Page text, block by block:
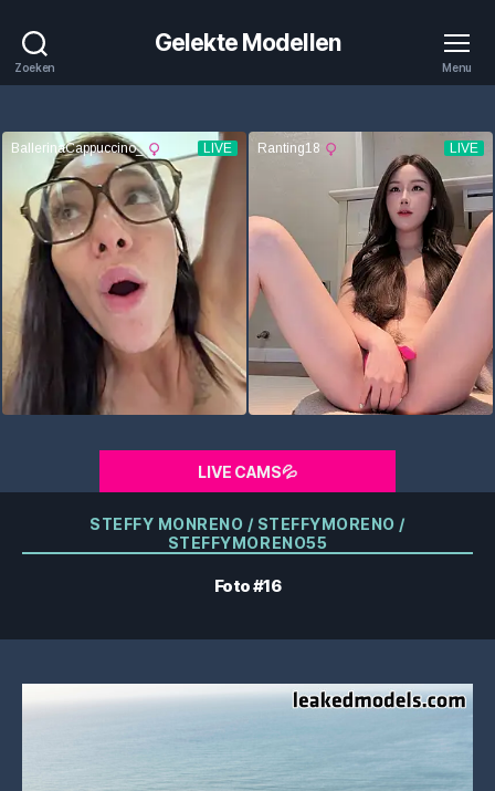
Zoeken
Gelekte Modellen
Menu
LIVE CAMS💦
Categorieën
STEFFY MONRENO / STEFFYMORENO /
STEFFYMORENO55
Foto #16